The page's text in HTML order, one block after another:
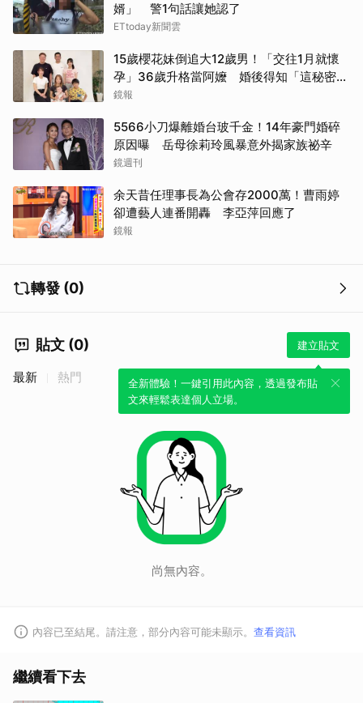
婿」 警1句話讓她認了
ETtoday新聞雲
15歲櫻花妹倒追大12歲男！「交往1月就懷
孕」36歲升格當阿嬤 婚後得知「這秘密」
傻眼了
鏡報
5566小刀爆離婚台玻千金！14年豪門婚碎
原因曝 岳母徐莉玲風暴意外揭家族祕辛
鏡週刊
余天昔任理事長為公會存2000萬！曹雨婷
卻遭藝人連番開轟 李亞萍回應了
鏡報
轉發 (0)
貼文 (0) 建立貼文
全新體驗！一鍵引用此內容，透過發布貼
文來輕鬆表達個人立場。
最新 熱門
尚無內容。
內容已至結尾。請注意，部分內容可能未顯示。 查看資訊
繼續看下去